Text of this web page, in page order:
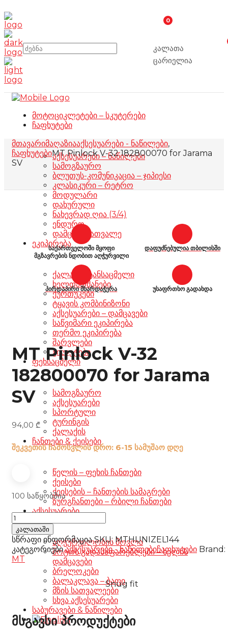
0
კალათა
ცარიელია
მოტოციკლეტები – სკუტერები
ჩაფხუტები
აქსესუარები – ნაწილები
სამოგზაურო
ბლუთუს-კომუნიკაცია – ჯიპიესი
კლასიკური – რეტრო
მოდულარი
დახურული
ნახევრად ღია (3/4)
ენდურო
დამცავი სათვალე
ეკიპირება
ქალაქის ტანსაცმელი
ხელთათმანები
ქურთუკები
ტყავის კომბინიზონი
აქსესუარები – დამცავები
საწვიმარი ეკიპირება
თერმო ეკიპირება
შარვლები
ჟილეტები
ფეხსაცმელი
სამოგზაურო
აქსესუარები
სპორტული
ტურინგის
ქალაქის
ჩანთები & ქეისები
წელის – ფეხის ჩანთები
ქეისები
ქეისების – ჩანთების სამაგრები
ზურგჩანთები – რბილი ჩანთები
აქსესუარები
აღჭურვილობის მოვლა
მოტოს გადასაფარებლები – ხელის
დამცავები
ბრელოკები
ბალაკლავა – ბაფი
მზის სათვალეები
სხვა აქსესუარები
საბურავები & ნაწილები
მთავარიმაღაზიააქსესუარები - ნაწილები,
ჩაფხუტებიMT Pinlock V-32 182800070 for Jarama
SV
საქართველოში მყოფი
მგზავრების ნდობით აღჭურვილი
დაფუძნებულია თბილისში
პირდაპირი მხარდაჭერა უსაფრთხო გადახდა
MT Pinlock V-32
182800070 for Jarama
SV
94,00 ₾
შეკვეთის ჩამოსვლის დრო: 6-15 სამუშაო დღე
100 საწყობშია
MT
Pinlock
V-
32
182800070
for
რაოდენობა
კალათაში
სწრაფი ინფორმაცია SKU: MTHUNIZEL144
კატეგორიებიაქსესუარები - ნაწილებიჩაფხუტები Brand:
MT
Snug fit
მსგავსი პროდუქტები